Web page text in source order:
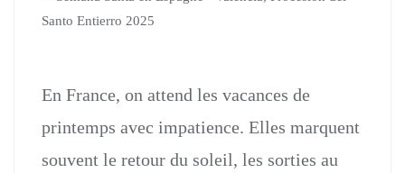
En France, on attend les vacances de
printemps avec impatience. Elles marquent
souvent le retour du soleil, les sorties au